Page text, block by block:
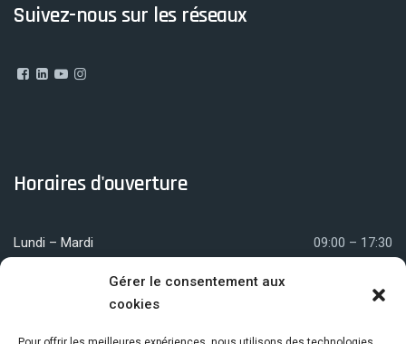
Gérer le consentement aux
cookies
Suivez-nous sur les réseaux
Horaires d'ouverture
Lundi – Mardi 09:00 – 17:30